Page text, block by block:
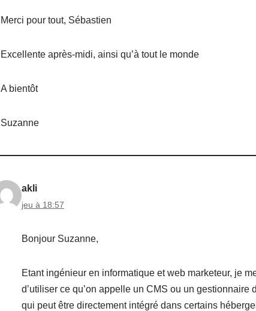
Merci pour tout, Sébastien
Excellente après-midi, ainsi qu’à tout le monde
A bientôt
Suzanne
akli
jeu à 18:57
Bonjour Suzanne,
Etant ingénieur en informatique et web marketeur, je
d’utiliser ce qu’on appelle un CMS ou un
qui peut être directement intégré dans certains